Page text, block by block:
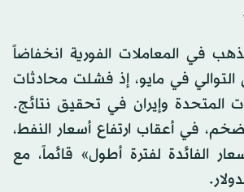
في المعاملات الفورية انخفاضاً
التوالي في مايو، إذ فشلت محادثات
المتحدة وإيران في تحقيق نتائج.
في أعقاب ارتفاع أسعار النفط،
الفائدة لفترة أطول» قائماً، مع